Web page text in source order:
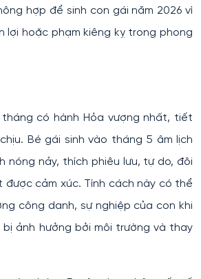
hợp để sinh con gái năm 2026 vì
lợi hoặc phạm kiêng kỵ trong phong
có hành Hỏa vượng nhất, tiết
Bé gái sinh vào tháng 5 âm lịch
nóng nảy, thích phiêu lưu, tự do, đôi
được cảm xúc. Tính cách này có thể
công danh, sự nghiệp của con khi
bị ảnh hưởng bởi môi trường và thay